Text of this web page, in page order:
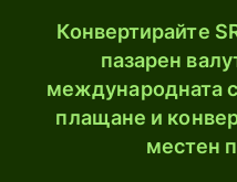
Конвертирайте
пазарен
международната
плащане и
местен